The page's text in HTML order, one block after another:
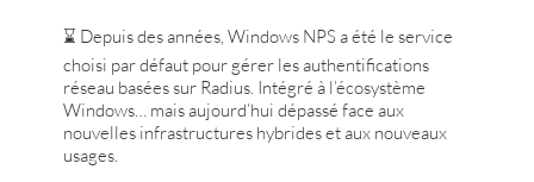
⌛ Depuis des années, Windows NPS a été le service
choisi par défaut pour gérer les authentifications
réseau basées sur Radius. Intégré à l’écosystème
Windows… mais aujourd’hui dépassé face aux
nouvelles infrastructures hybrides et aux nouveaux
usages.